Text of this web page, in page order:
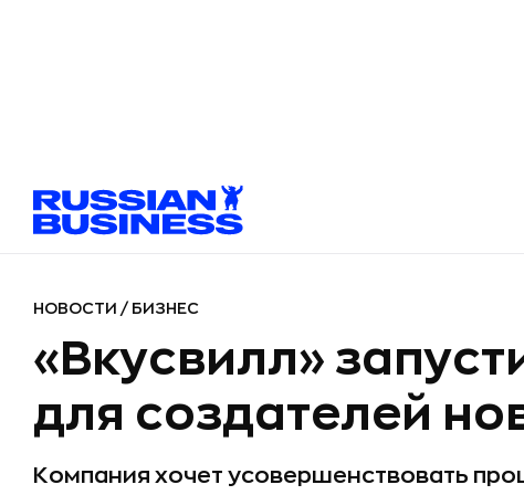
НОВОСТИ / БИЗНЕС
«Вкусвилл»
для создателей
Компания хочет усовершенствовать